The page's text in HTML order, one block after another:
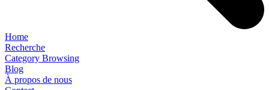
Home
Recherche
Category Browsing
Blog
À propos de nous